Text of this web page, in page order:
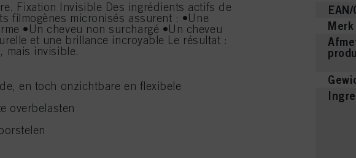
Fixation Invisible Des ingrédients actifs de
filmogènes micronisés assurent : •Une
•Un cheveu non surchargé •Un cheveu
et une brillance incroyable Le résultat :
mais invisible.
en toch onzichtbare en flexibele
overbelasten
Merk